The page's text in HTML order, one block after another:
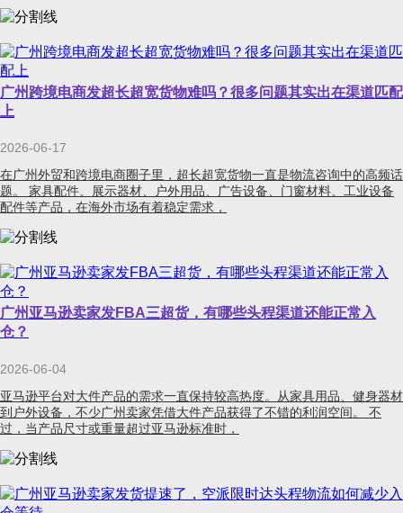
广州跨境电商发超长超宽货物难吗？很多问题其实出在渠道匹配
上
2026-06-17
在广州外贸和跨境电商圈子里，超长超宽货物一直是物流咨询中的高频话
题。 家具配件、展示器材、户外用品、广告设备、门窗材料、工业设备
配件等产品，在海外市场有着稳定需求，
广州亚马逊卖家发FBA三超货，有哪些头程渠道还能正常入
仓？
2026-06-04
亚马逊平台对大件产品的需求一直保持较高热度。从家具用品、健身器材
到户外设备，不少广州卖家凭借大件产品获得了不错的利润空间。 不
过，当产品尺寸或重量超过亚马逊标准时，